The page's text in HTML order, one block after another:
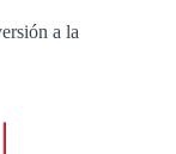
a la